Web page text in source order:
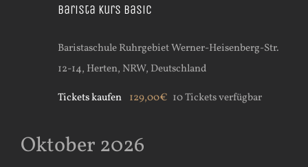
Barista Kurs Basic
Baristaschule RuhrgebietWerner-Heisenberg-Str.
12-14, Herten, NRW, Deutschland
Tickets kaufen 129,00€ 10 Tickets verfügbar
Oktober 2026